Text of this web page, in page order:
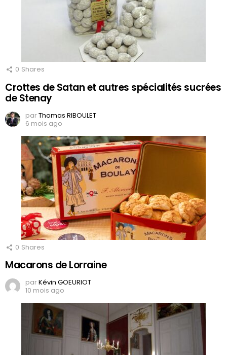
0 Shares
Crottes de Satan et autres spécialités sucrées
de Stenay
parThomas RIBOULET
6 mois ago
0 Shares
Macarons de Lorraine
parKévin GOEURIOT
10 mois ago